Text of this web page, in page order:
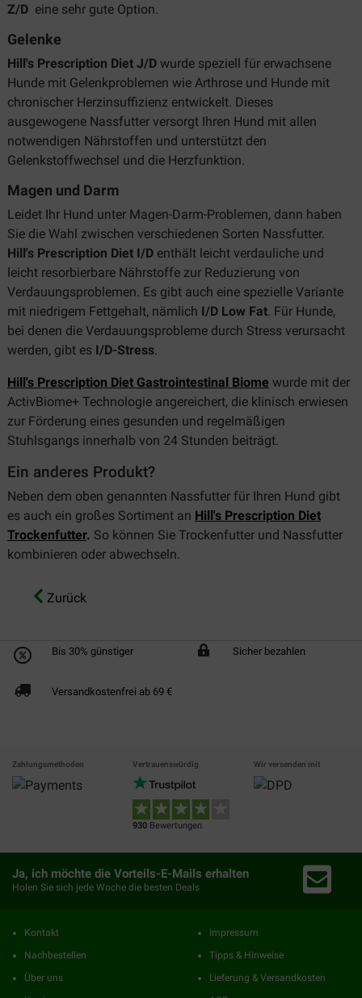
Z/D eine sehr gute Option.
Gelenke
Hill's Prescription Diet J/D wurde speziell für erwachsene
Hunde mit Gelenkproblemen wie Arthrose und Hunde mit
chronischer Herzinsuffizienz entwickelt. Dieses
ausgewogene Nassfutter versorgt Ihren Hund mit allen
notwendigen Nährstoffen und unterstützt den
Gelenkstoffwechsel und die Herzfunktion.
Magen und Darm
Leidet Ihr Hund unter Magen-Darm-Problemen, dann haben
Sie die Wahl zwischen verschiedenen Sorten Nassfutter.
Hill's Prescription Diet I/D enthält leicht verdauliche und
leicht resorbierbare Nährstoffe zur Reduzierung von
Verdauungsproblemen. Es gibt auch eine spezielle Variante
mit niedrigem Fettgehalt, nämlich I/D Low Fat. Für Hunde,
bei denen die Verdauungsprobleme durch Stress verursacht
werden, gibt es I/D-Stress.
Hill's Prescription Diet Gastrointestinal Biome wurde mit der
ActivBiome+ Technologie angereichert, die klinisch erwiesen
zur Förderung eines gesunden und regelmäßigen
Stuhlsgangs innerhalb von 24 Stunden beiträgt.
Ein anderes Produkt?
Neben dem oben genannten Nassfutter für Ihren Hund gibt
es auch ein großes Sortiment an Hill's Prescription Diet
Trockenfutter. So können Sie Trockenfutter und Nassfutter
kombinieren oder abwechseln.
Zurück
Bis 30% günstiger Sicher bezahlen
Versandkostenfrei ab 69 €
Zahlungsmethoden Vertrauenswürdig
930 Bewertungen
Wir versenden mit
Ja, ich möchte die Vorteils-E-Mails erhalten
Holen Sie sich jede Woche die besten Deals
Kontakt
Nachbestellen
Über uns
Impressum
Tipps & Hinweise
Lieferung & Versandkosten